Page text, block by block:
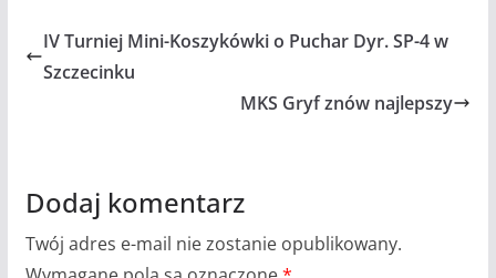
IV Turniej Mini-Koszykówki o Puchar Dyr. SP-4 w
Szczecinku
MKS Gryf znów najlepszy
Dodaj komentarz
Twój adres e-mail nie zostanie opublikowany.